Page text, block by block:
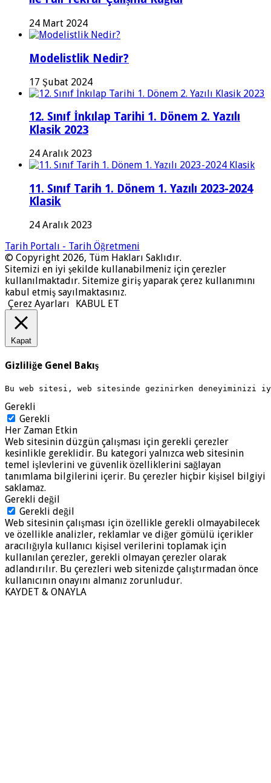
24 Mart 2024
Modelistlik Nedir?
17 Şubat 2024
12. Sınıf İnkılap Tarihi 1. Dönem 2. Yazılı
Klasik 2023
24 Aralık 2023
11. Sınıf Tarih 1. Dönem 1. Yazılı 2023-2024
Klasik
24 Aralık 2023
Tarih Portalı - Tarih Öğretmeni
© Copyright 2026, Tüm Hakları Saklıdır.
Sitemizi en iyi şekilde kullanabilmeniz için çerezler
kullanılmaktadır. Sitemize giriş yaparak çerez kullanımını
kabul etmiş sayılmaktasınız.
Çerez Ayarları
KABUL ET
Kapat
Gizliliğe Genel Bakış
Bu web sitesi, web sitesinde gezinirken deneyiminizi
Gerekli
Gerekli
Her Zaman Etkin
Web sitesinin düzgün çalışması için gerekli çerezler
kesinlikle gereklidir. Bu kategori yalnızca web sitesinin
temel işlevlerini ve güvenlik özelliklerini sağlayan
tanımlama bilgilerini içerir. Bu çerezler hiçbir kişisel bilgiyi
saklamaz.
Gerekli değil
Gerekli değil
Web sitesinin çalışması için özellikle gerekli olmayabilecek
ve özellikle analizler, reklamlar ve diğer gömülü içerikler
aracılığıyla kullanıcı kişisel verilerini toplamak için
kullanılan çerezler, gerekli olmayan çerezler olarak
adlandırılır. Bu çerezleri web sitenizde çalıştırmadan önce
kullanıcının onayını almanız zorunludur.
KAYDET & ONAYLA